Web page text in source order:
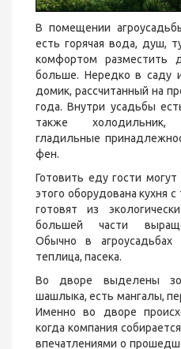
В помещении
есть горячая вода, душ,
комфортом
больше. Нередко в саду
домик, рассчитанный на
года. Внутри усадьбы
также холодильник,
гладильные
фен.
Готовить еду гости
этого оборудована кухня
готовят из
большей части
Обычно в
теплица, пасека.
Во дворе выделены
шашлыка, есть мангалы,
Именно во дворе
когда компания
впечатлениями о